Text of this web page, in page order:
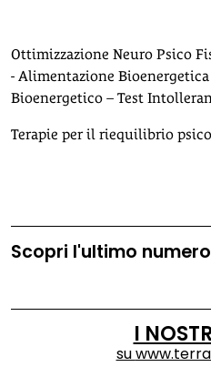
Ottimizzazione Neuro Psico
- Alimentazione Bioenergetica
Bioenergetico – Test
Terapie per il riequilibrio
Scopri l'ultimo numero
I
su